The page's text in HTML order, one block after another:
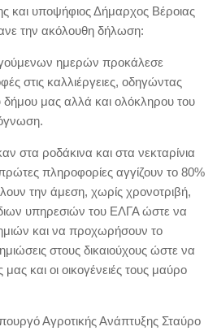
και υποψήφιος Δήμαρχος Βέροιας
την ακόλουθη δήλωση:
ημερών προκάλεσε
στις καλλιέργειες, οδηγώντας
δήμου μας αλλά και ολόκληρου του
στα ροδάκινα και στα νεκταρίνια
πληροφορίες αγγίζουν το 80%
την άμεση, χωρίς χρονοτριβή,
υπηρεσιών του ΕΛΓΑ ώστε να
και να προχωρήσουν το
στους δικαιούχους ώστε να
και οι οικογένειές τους μαύρο
Αγροτικής Ανάπτυξης Σταύρο